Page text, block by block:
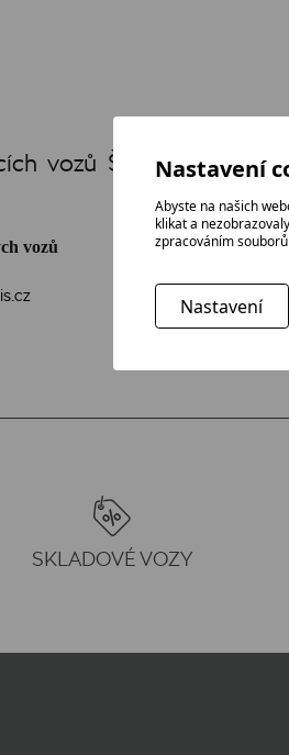
vozů Škoda
vozů
SKLADOVÉ VOZY
Nastavení
Abyste na našich
klikat a
zpracováním
Nastavení